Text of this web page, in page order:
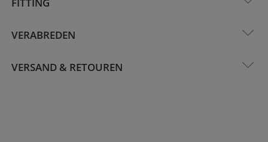
VERABREDEN
VERSAND & RETOUREN